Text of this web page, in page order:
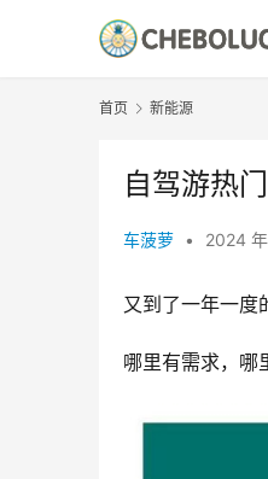
首页 新能源
自驾游热
车菠萝 • 2024
又到了一年一度
哪里有需求，哪